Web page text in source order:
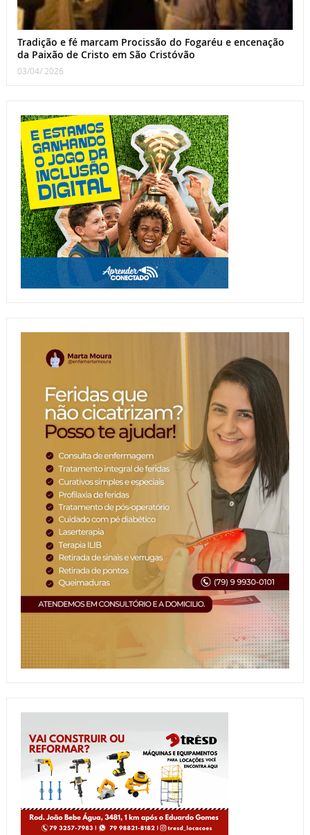
Tradição e fé marcam Procissão do Fogaréu e encenação
da Paixão de Cristo em São Cristóvão
03/04/ 2026